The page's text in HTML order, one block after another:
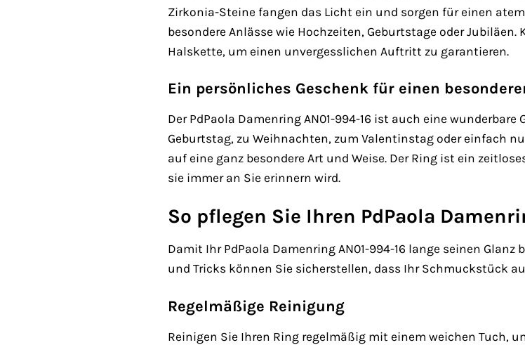
Zirkonia-Steine fangen das Licht ein und sorgen für einen
besondere Anlässe wie Hochzeiten, Geburtstage oder
Halskette, um einen unvergesslichen Auftritt zu garantieren.
Ein persönliches Geschenk für einen
Der PdPaola Damenring AN01-994-16 ist auch eine
Geburtstag, zu Weihnachten, zum Valentinstag oder einfach
auf eine ganz besondere Art und Weise. Der Ring ist ein
sie immer an Sie erinnern wird.
So pflegen Sie Ihren PdPaola
Damit Ihr PdPaola Damenring AN01-994-16 lange seinen
und Tricks können Sie sicherstellen, dass Ihr Schmuckstück
Regelmäßige Reinigung
Reinigen Sie Ihren Ring regelmäßig mit einem weichen Tuch,